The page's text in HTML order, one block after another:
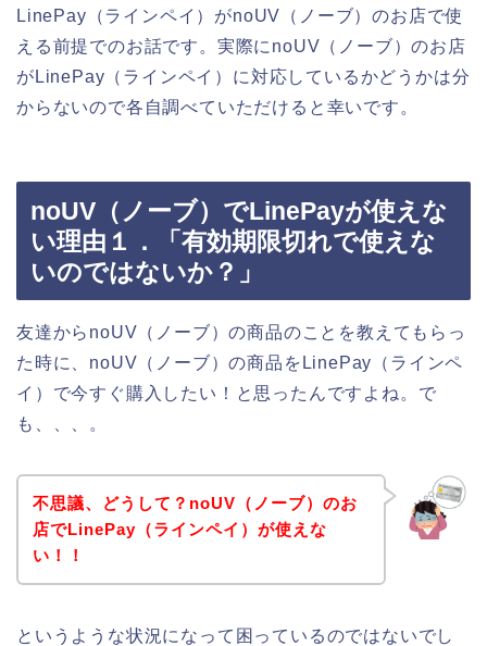
LinePay（ラインペイ）がnoUV（ノーブ）のお店で使
える前提でのお話です。実際にnoUV（ノーブ）のお店
がLinePay（ラインペイ）に対応しているかどうかは分
からないので各自調べていただけると幸いです。
noUV（ノーブ）でLinePayが使えな
い理由１．「有効期限切れで使えな
いのではないか？」
友達からnoUV（ノーブ）の商品のことを教えてもらっ
た時に、noUV（ノーブ）の商品をLinePay（ラインペ
イ）で今すぐ購入したい！と思ったんですよね。で
も、、、。
不思議、どうして？noUV（ノーブ）のお
店でLinePay（ラインペイ）が使えな
い！！
というような状況になって困っているのではないでし